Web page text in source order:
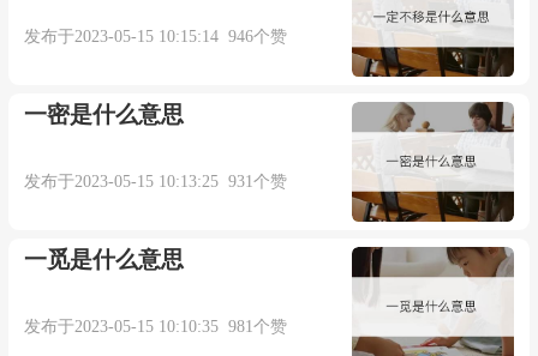
发布于2023-05-15 10:15:14 946个赞
一密是什么意思
发布于2023-05-15 10:13:25 931个赞
一觅是什么意思
发布于2023-05-15 10:10:35 981个赞